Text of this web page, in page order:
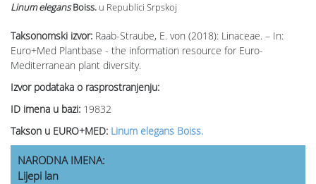
Taksonomski izvor: Raab-Straube, E. von (2018): Linaceae. – In:
Euro+Med Plantbase - the information resource for Euro-
Mediterranean plant diversity.
Izvor podataka o rasprostranjenju:
ID imena u bazi: 19832
Takson u EURO+MED: Linum elegans Boiss.
Linum elegansBoiss. u Republici Srpskoj
NARODNA IMENA:
Lijepi lan